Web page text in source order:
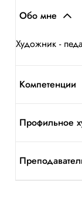
Обо мне
Художник -
Компетенции
Профильное